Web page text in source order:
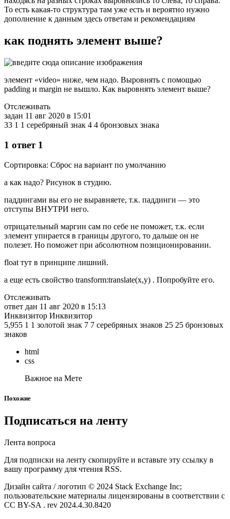
То есть какая-то структура там уже есть и вероятно нужно
дополнение к данным здесь ответам и рекомендациям
как поднять элемент выше?
элемент «video» ниже, чем надо. Выровнять с помощью
padding и margin не вышло. Как выровнять элемент выше?
Отслеживать
задан 11 авг 2020 в 15:01
33 1 1 серебряный знак 4 4 бронзовых знака
1 ответ 1
Сортировка: Сброс на вариант по умолчанию
а как надо? Рисунок в студию.
паддингами вы его не выравняете, т.к. паддинги — это
отступы ВНУТРИ него.
отрицательный маргин сам по себе не поможет, т.к. если
элемент упирается в границы другого, то дальше он не
полезет. Но поможет при абсолютном позиционировании.
float тут в принципе лишний.
а еще есть свойство transform:translate(x,y) . Попробуйте его.
Отслеживать
ответ дан 11 авг 2020 в 15:13
Инквизитор Инквизитор
5,955 1 1 золотой знак 7 7 серебряных знаков 25 25 бронзовых
знаков
html
css
Важное на Мете
Похожие
Подписаться на ленту
Лента вопроса
Для подписки на ленту скопируйте и вставьте эту ссылку в
вашу программу для чтения RSS.
Дизайн сайта / логотип © 2024 Stack Exchange Inc;
пользовательские материалы лицензированы в соответствии с
CC BY-SA . rev 2024.4.30.8420